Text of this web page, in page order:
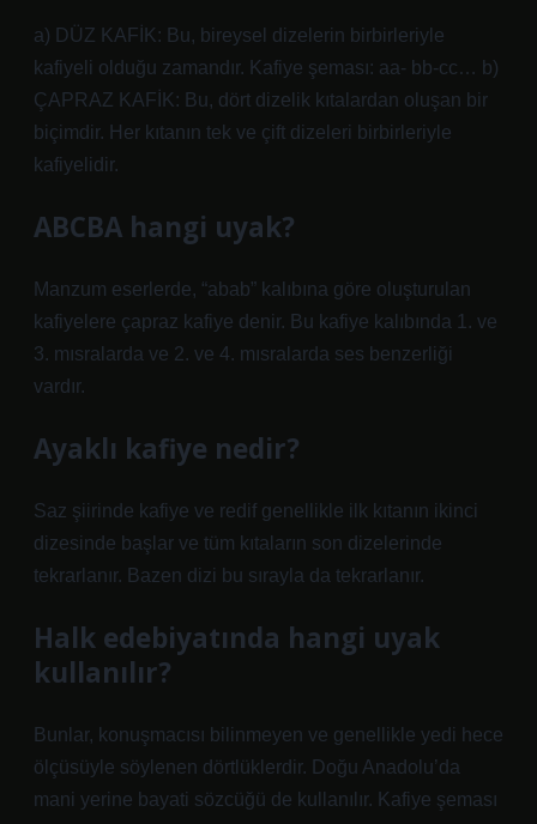
a) DÜZ KAFİK: Bu, bireysel dizelerin birbirleriyle
kafiyeli olduğu zamandır. Kafiye şeması: aa- bb-cc… b)
ÇAPRAZ KAFİK: Bu, dört dizelik kıtalardan oluşan bir
biçimdir. Her kıtanın tek ve çift dizeleri birbirleriyle
kafiyelidir.
ABCBA hangi uyak?
Manzum eserlerde, “abab” kalıbına göre oluşturulan
kafiyelere çapraz kafiye denir. Bu kafiye kalıbında 1. ve
3. mısralarda ve 2. ve 4. mısralarda ses benzerliği
vardır.
Ayaklı kafiye nedir?
Saz şiirinde kafiye ve redif genellikle ilk kıtanın ikinci
dizesinde başlar ve tüm kıtaların son dizelerinde
tekrarlanır. Bazen dizi bu sırayla da tekrarlanır.
Halk edebiyatında hangi uyak
kullanılır?
Bunlar, konuşmacısı bilinmeyen ve genellikle yedi hece
ölçüsüyle söylenen dörtlüklerdir. Doğu Anadolu’da
mani yerine bayati sözcüğü de kullanılır. Kafiye şeması